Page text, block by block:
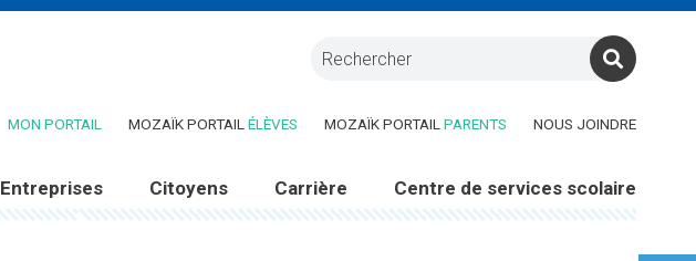
MON PORTAIL (CE LIEN OUVRE DANS UNE NOUVELLE FENÊTRE)
MOZAÏK PORTAILÉLÈVES (CE LIEN OUVRE DANS UNE NOUVELLE FENÊTRE)
MOZAÏK PORTAILPARENTS (CE LIEN OUVRE DANS UNE
NOUS JOINDRE
Entreprises Citoyens Carrière Centre de services scolaire